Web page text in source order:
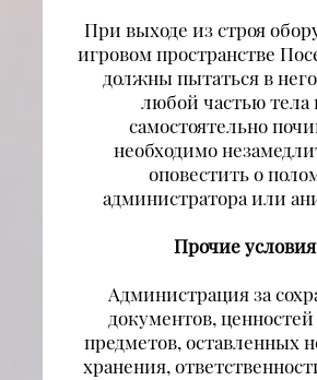
При выходе из строя
игровом пространстве
должны пытаться в него
любой частью тела
самостоятельно
необходимо
оповестить о
администратора или
Прочие условия
Администрация за
документов,
предметов, оставленных
хранения,